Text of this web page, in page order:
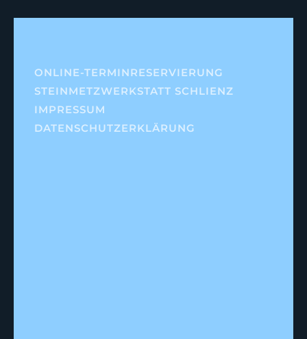
ONLINE-TERMINRESERVIERUNG
STEINMETZWERKSTATT SCHLIENZ
IMPRESSUM
DATENSCHUTZERKLÄRUNG